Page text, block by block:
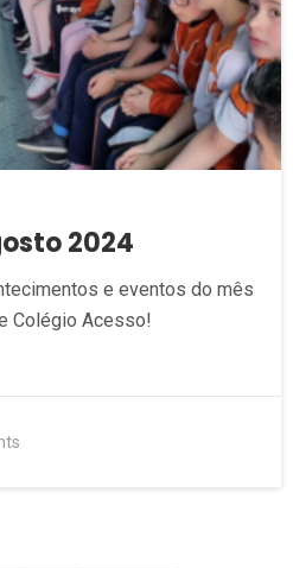
2024
e eventos do mês
Colégio Acesso!